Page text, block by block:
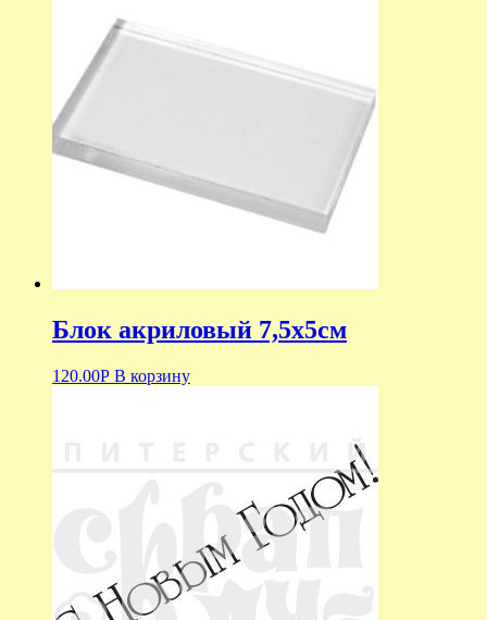
Блок акриловый 7,5х5см
120.00Р В корзину